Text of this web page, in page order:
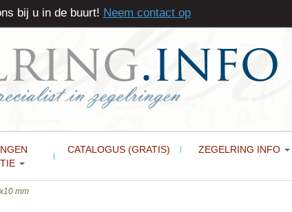
CATALOGUS (GRATIS) ZEGELRING INFO
mm
bij u in de buurt! Neem contact op